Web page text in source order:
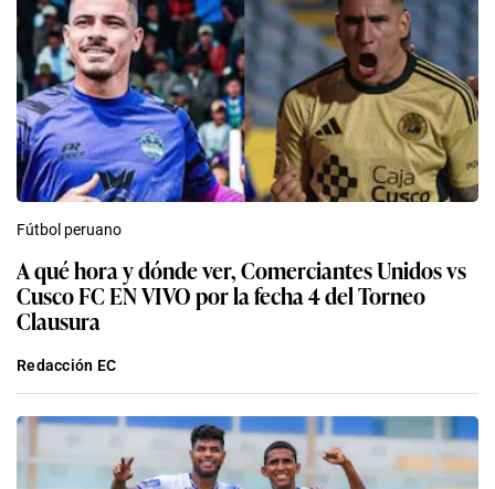
Fútbol peruano
A qué hora y dónde ver, Comerciantes Unidos vs
Cusco FC EN VIVO por la fecha 4 del Torneo
Clausura
Redacción EC